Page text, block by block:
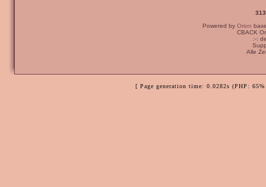
Powered by Orion
CBACK
:-:
Alle
[ Page generation time: 0.0282s (PHP: